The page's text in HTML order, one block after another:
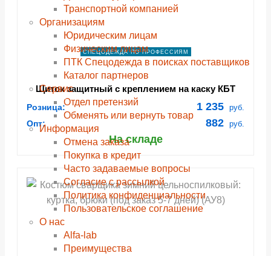
Транспортной компанией
Организациям
Юридическим лицам
Физическим лицам
ПТК Спецодежда в поисках поставщиков
Каталог партнеров
Сервис
Отдел претензий
Обменять или вернуть товар
Информация
Отмена заказа
Покупка в кредит
Часто задаваемые вопросы
Согласие с рассылкой
Политика конфиденциальности
Пользовательское соглашение
О нас
Alfa-lab
Преимущества
СПЕЦОДЕЖДА ПО ПРОФЕССИЯМ
Щиток защитный с креплением на каску КБТ
ВИЗИОН TITAN Арт. 04330
Розница: 1 235 руб.
Опт: 882 руб.
На складе